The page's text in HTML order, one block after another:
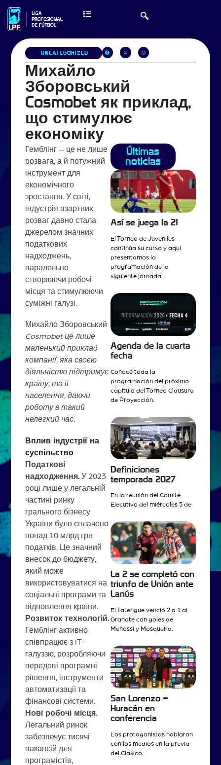
UNCATEGORIZED
Михайло
Зборовський
Cosmobet як приклад,
що стимулює
економіку
Гемблінг — це не лише
розвага, а й потужний
інструмент для
економічного
зростання. У світі,
індустрія азартних
розваг давно стала
джерелом значних
податкових
надходжень,
паралельно
створюючи робочі
місця та стимулюючи
суміжні галузі.
Михайло Зборовський
Cosmobet це лише
маленький приклад
компанії, яка своєю
діяльністю підтримує
країну, та її
населення, даючи
роботу в такий
нелегкий час.
Вплив індустрії на
суспільство
Податкові
надходження.У 2023
році лише у легальній
частині ринку
грального бізнесу
України було сплачено
понад 10 млрд грн
податків. Це значний
внесок до бюджету,
який може
використовуватися на
соціальні програми та
відновлення країни.
Розвиток технологій.
Гемблінг активно
співпрацює з IT-
галуззю, розробляючи
передові програмні
рішення, інструменти
автоматизації та
фінансові системи.
Нові робочі місця.
Легальний ринок
забезпечує тисячі
вакансій для
програмістів,
Últimas
noticias
Así se juega la 21
El Torneo de Juveniles
continúa su curso y aquí
presentamos la
programación de la
siguiente jornada.
Agenda de la cuarta
fecha
Conocé toda la
programación del próximo
capítulo del Torneo Clausura
de Proyección.
Definiciones
temporada 2027
En la reunión del Comité
Ejecutivo del miércoles 5 de
La 2 se completó con
triunfo de Unión ante
Lanús
El Tatengue venció 2 a 1 al
Granate con goles de
Menossi y Mosqueira.
San Lorenzo –
Huracán en
conferencia
Los protagonistas hablaron
con los medios en la previa
del Clásico.